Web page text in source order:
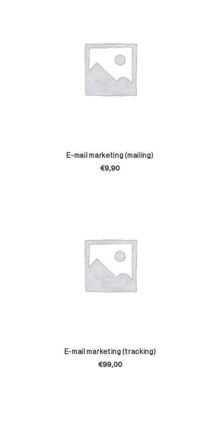
TOEVOEGEN AAN WINKELWAGEN
E-mail marketing (mailing)
€9,90
TOEVOEGEN AAN WINKELWAGEN
E-mail marketing (tracking)
€99,00